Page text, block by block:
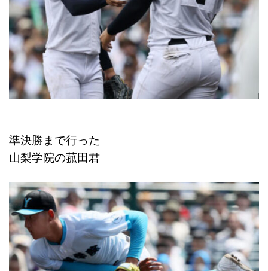
準決勝まで行った
山梨学院の菰田君